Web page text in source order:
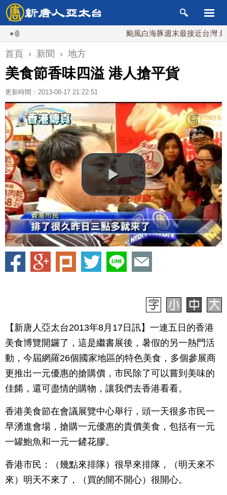
颱風白海豚週末最接近台灣 最快9日
首頁 › 新聞 › 地方
美食節香味四溢 港人搶平貨
更新時間：2013-08-17 21:22:51
【新唐人亞太台2013年8月17日訊】一連五日的香港
美食博覽開鑼了，這是繼書展後，暑假的另一熱門活
動，今屆網羅26個國家地區的特色美食，多個參展商
更推出一元優惠的搶購價，市民除了可以嘗到美味的
佳餚，還可盡情的購物，讓我們去香港看看。
香港美食節在會議展覽中心舉行，頭一天很多市民一
早湧進會場，搶購一元優惠的貴價美食，包括有一元
一罐鮑魚和一元一鏟花膠。
香港市民：（幾點來排隊）很早來排隊，（明天來不
來）明天不來了，（買的開不開心）很開心。